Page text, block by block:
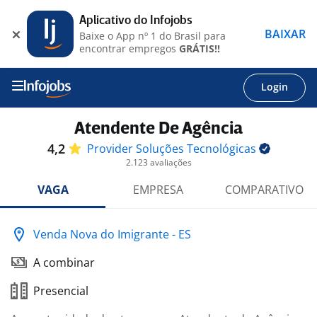
Login
Atendente De Agência
4,2 Provider Soluções Tecnológicas
2.123 avaliações
VAGA EMPRESA COMPARATIVO
Venda Nova do Imigrante - ES
A combinar
Presencial
Aplicativo do Infojobs
Baixe o App nº 1 do Brasil para
encontrar empregos GRÁTIS!!
BAIXAR